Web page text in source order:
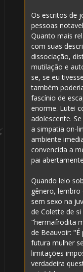
Os escritos de
pessoas
Quanto mais
com suas
dissociação,
mutilação e
se, se eu
também
fascínio de
enorme. Lutei
adolescente.
a simpatia on-
ambiente
convencida a
pai
Quando leio
gênero,
sem sexo na
de Colette de
"hermafrodita
de Beauvoir:
futura mulher
limitações
verdadeira
1️⃣ 8️⃣